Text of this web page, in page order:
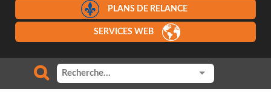
PLANS DE RELANCE
SERVICES WEB